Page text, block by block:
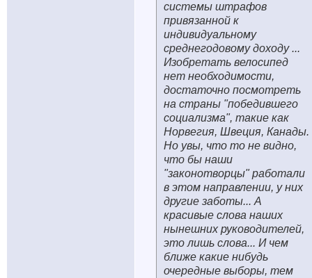
системы штрафов
привязанной к
индивидуальному
среднегодовому доходу ...
Изобретать велосипед
нет необходимости,
достаточно посмотреть
на страны "победившего
социализма", такие как
Норвегия, Швеция, Канады.
Но увы, что то не видно,
что бы наши
"законотворцы" работали
в этом направлении, у них
другие заботы... А
красивые слова наших
нынешних руководителей,
это лишь слова... И чем
ближе какие нибудь
очередные выборы, тем